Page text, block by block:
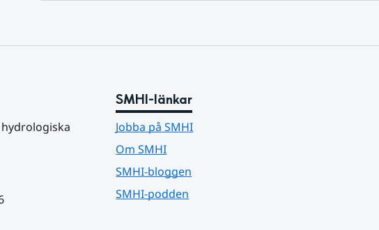
SMHI-länkar
Jobba på SMHI
Om SMHI
SMHI-bloggen
SMHI-podden